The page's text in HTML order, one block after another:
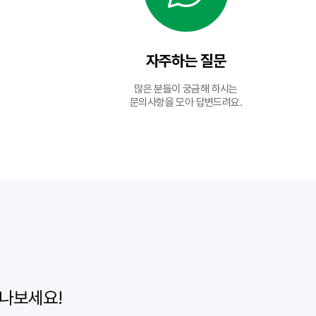
자주하는 질문
많은 분들이 궁금해 하시는
문의사항을 모아 답변드려요.
보세요!